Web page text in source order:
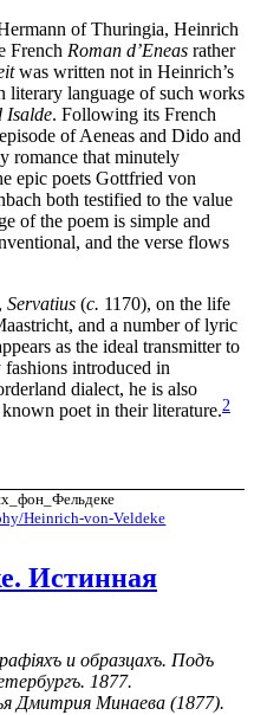
of Thuringia, Heinrich
French Roman d’Eneas rather
was written not in Heinrich’s
literary language of such works
Isalde. Following its French
of Aeneas and Dido and
romance that minutely
epic poets Gottfried von
both testified to the value
of the poem is simple and
and the verse flows
Servatius (c. 1170), on the life
and a number of lyric
as the ideal transmitter to
introduced in
dialect, he is also
poet in their literature.2
Heinrich-von-Veldeke
Истинная
и образцахъ. Подъ
1877.
Дмитрия Минаева (1877).